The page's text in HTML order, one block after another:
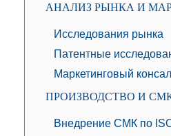
АНАЛИЗ РЫНКА И
Исследования рынка
Патентные
Маркетинговый
ПРОИЗВОДСТВО И
Внедрение СМК по